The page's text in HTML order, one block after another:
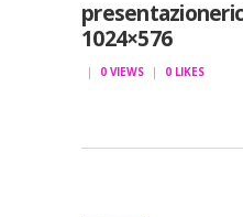
1024×576
0 VIEWS 0 LIKES